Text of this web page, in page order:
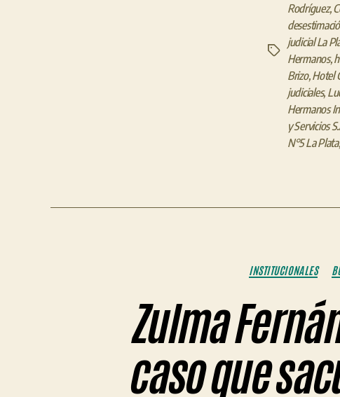
Etiquetas
Rodríguez,
judicial La
Hermanos,
Brizo,Hotel
judiciales,
Hermanos
y Servicios
N°5 La Plata
INSTITUCIONALES
Zulma
caso que